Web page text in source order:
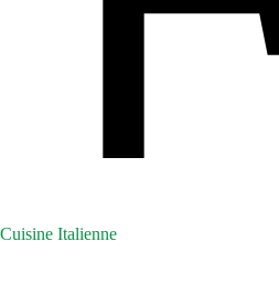
Cuisine Italienne